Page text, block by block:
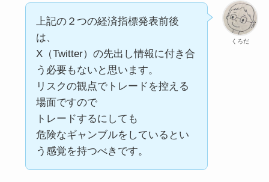
くろだ
上記の２つの経済指標発表前後
は、
X（Twitter）の先出し情報に付き合
う必要もないと思います。
リスクの観点でトレードを控える
場面ですので
トレードするにしても
危険なギャンブルをしているとい
う感覚を持つべきです。